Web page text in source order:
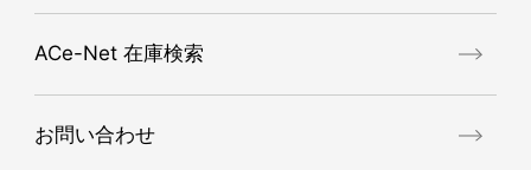
MASCOT®WORKWEAR
アシストスーツ
ポケットレス（ポケットなしウェア）
ISO9001認証取得
代表挨拶
代表メッセージ
ACe-Net 在庫検索
お問い合わせ